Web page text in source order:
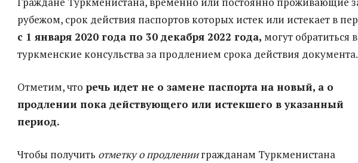
рубежом, срок действия паспортов которых истек или истекает в
с 1 января 2020 года по 30 декабря 2022 года, могут обратиться в
туркменские консульства за продлением срока действия документа.
Отметим, что речь идет не о замене паспорта на новый, а о
продлении пока действующего или истекшего в указанный
период.
Чтобы получить отметку о продлениигражданам Туркменистана